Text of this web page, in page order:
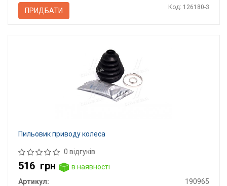
ПРИДБАТИ Код: 126180-3
Пильовик приводу колеса
0 відгуків
516 грн
в наявності
Артикул:
190965